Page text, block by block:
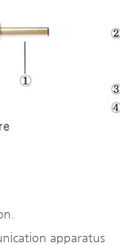
apparatus